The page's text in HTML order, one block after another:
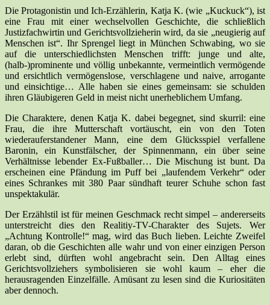
Die Protagonistin und Ich-Erzählerin, Katja K. (wie „Kuckuck“), ist
eine Frau mit einer wechselvollen Geschichte, die schließlich
Justizfachwirtin und Gerichtsvollzieherin wird, da sie „neugierig auf
Menschen ist“. Ihr Sprengel liegt in München Schwabing, wo sie
auf die unterschiedlichsten Menschen trifft: junge und alte,
(halb-)prominente und völlig unbekannte, vermeintlich vermögende
und ersichtlich vermögenslose, verschlagene und naive, arrogante
und einsichtige… Alle haben sie eines gemeinsam: sie schulden
ihren Gläubigeren Geld in meist nicht unerheblichem Umfang.
Die Charaktere, denen Katja K. dabei begegnet, sind skurril: eine
Frau, die ihre Mutterschaft vortäuscht, ein von den Toten
wiederauferstandener Mann, eine dem Glücksspiel verfallene
Baronin, ein Kunstfälscher, der Spinnenmann, ein über seine
Verhältnisse lebender Ex-Fußballer… Die Mischung ist bunt. Da
erscheinen eine Pfändung im Puff bei „laufendem Verkehr“ oder
eines Schrankes mit 380 Paar sündhaft teurer Schuhe schon fast
unspektakulär.
Der Erzählstil ist für meinen Geschmack recht simpel – andererseits
unterstreicht dies den Realitiy-TV-Charakter des Sujets. Wer
„Achtung Kontrolle!“ mag, wird das Buch lieben. Leichte Zweifel
daran, ob die Geschichten alle wahr und von einer einzigen Person
erlebt sind, dürften wohl angebracht sein. Den Alltag eines
Gerichtsvollziehers symbolisieren sie wohl kaum – eher die
herausragenden Einzelfälle. Amüsant zu lesen sind die Kuriositäten
aber dennoch.